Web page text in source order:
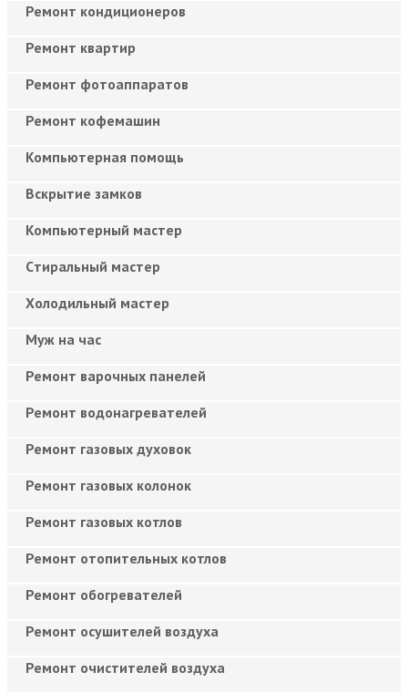
Ремонт кондиционеров
Ремонт квартир
Ремонт фотоаппаратов
Ремонт кофемашин
Компьютерная помощь
Вскрытие замков
Компьютерный мастер
Cтиральный мастер
Холодильный мастер
Муж на час
Ремонт варочных панелей
Ремонт водонагревателей
Ремонт газовых духовок
Ремонт газовых колонок
Ремонт газовых котлов
Ремонт отопительных котлов
Ремонт обогревателей
Ремонт осушителей воздуха
Ремонт очистителей воздуха